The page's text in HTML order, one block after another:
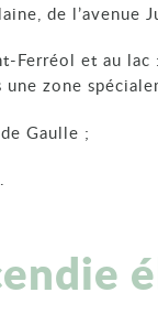
de l’avenue
Ferréol et au
une zone
Gaulle ;